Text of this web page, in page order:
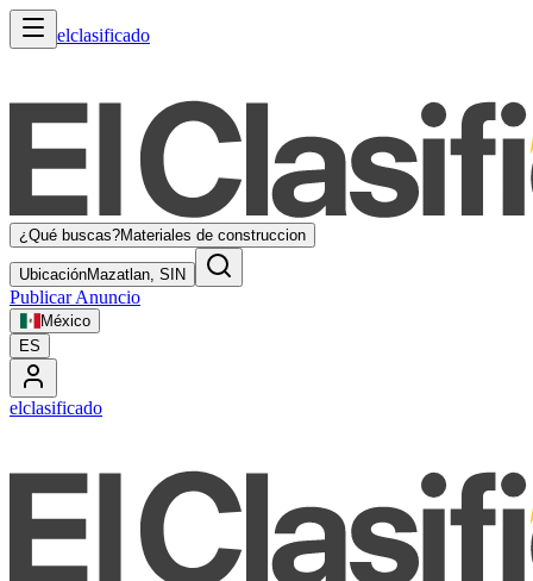
elclasificado
¿Qué buscas?Materiales de construccion
UbicaciónMazatlan, SIN
Publicar Anuncio
México
ES
elclasificado